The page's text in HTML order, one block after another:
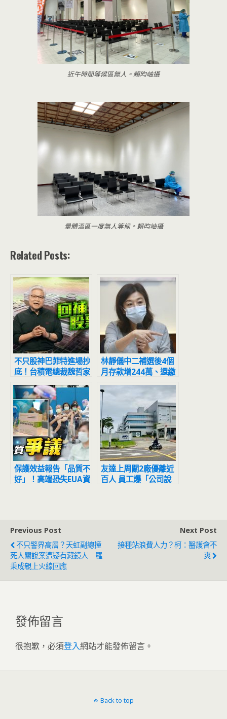
近午時間等候區無人。賴昀岫攝
量體溫區一度無人等候。賴昀岫攝
Related Posts:
不只股神巴菲特進場抄
底！台積電總裁魏哲家
10月也回補自家股票
林靜儀中二補選後4個
月存款增244萬、還繳
清490萬房貸
保護效益報告「品質不
好」！高端恐失EUA資
友達上周關2廠優離近
百人 員工爆「公司說
Previous Post
不只警界高層？天虹副總撞
死人關說案遭疑有藏鏡人 羅
秉成親上火線回應
Next Post
接種站浪費人力？柯：醫護會不
爽
發佈留言
很抱歉，必須登入網站才能發佈留言。
Back to top